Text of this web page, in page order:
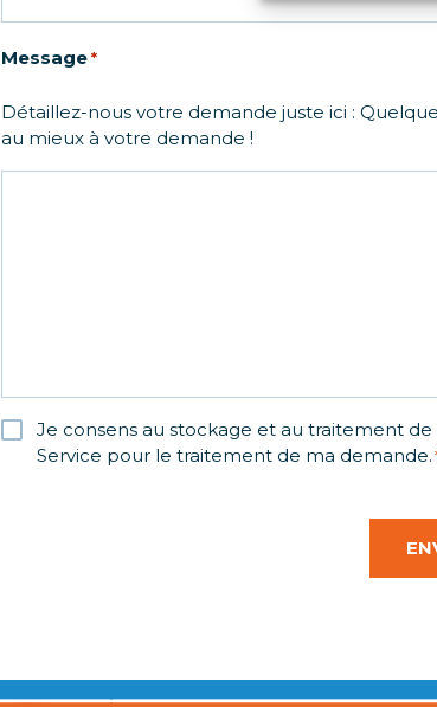
Message *
Détaillez-nous votre demande juste ici :
au mieux à votre demande !
RGPDJe consens au stockage et au traitement
Service pour le traitement de ma demande.